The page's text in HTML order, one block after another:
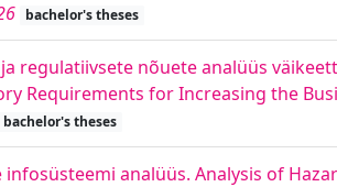
bachelor's theses
regulatiivsete nõuete analüüs
Requirements for Increasing the
bachelor's theses
analüüs. Analysis of